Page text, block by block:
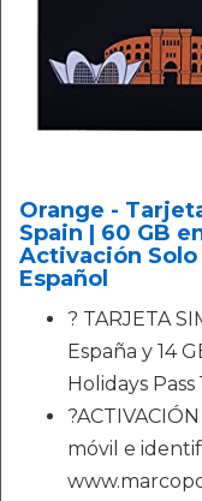
Orange -
Spain | 60 GB
Activación Solo
Español
? TARJETA
España y 14
Holidays Pass
móvil e